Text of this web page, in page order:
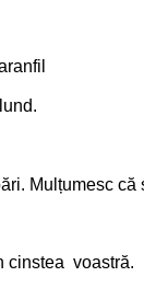
Mulțumesc că
cinstea voastră.